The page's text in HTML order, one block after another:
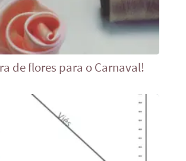
de flores para o Carnaval!